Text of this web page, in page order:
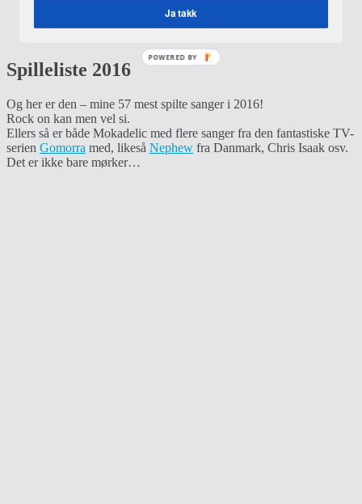
Spilleliste 2016
Og her er den – mine 57 mest spilte sanger i 2016!
Rock on kan men vel si.
Ellers så er både Mokadelic med flere sanger fra den fantastiske TV-
serien Gomorra med, likeså Nephew fra Danmark, Chris Isaak osv.
Det er ikke bare mørker…
Ja takk
POWERED BY